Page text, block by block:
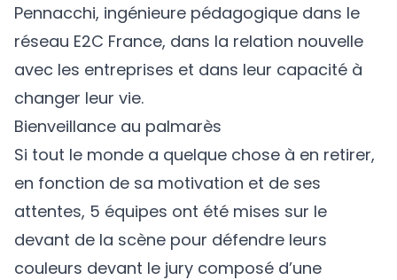
Pennacchi, ingénieure pédagogique dans le
réseau E2C France, dans la relation nouvelle
avec les entreprises et dans leur capacité à
changer leur vie.
Bienveillance au palmarès
Si tout le monde a quelque chose à en retirer,
en fonction de sa motivation et de ses
attentes, 5 équipes ont été mises sur le
devant de la scène pour défendre leurs
couleurs devant le jury composé d’une